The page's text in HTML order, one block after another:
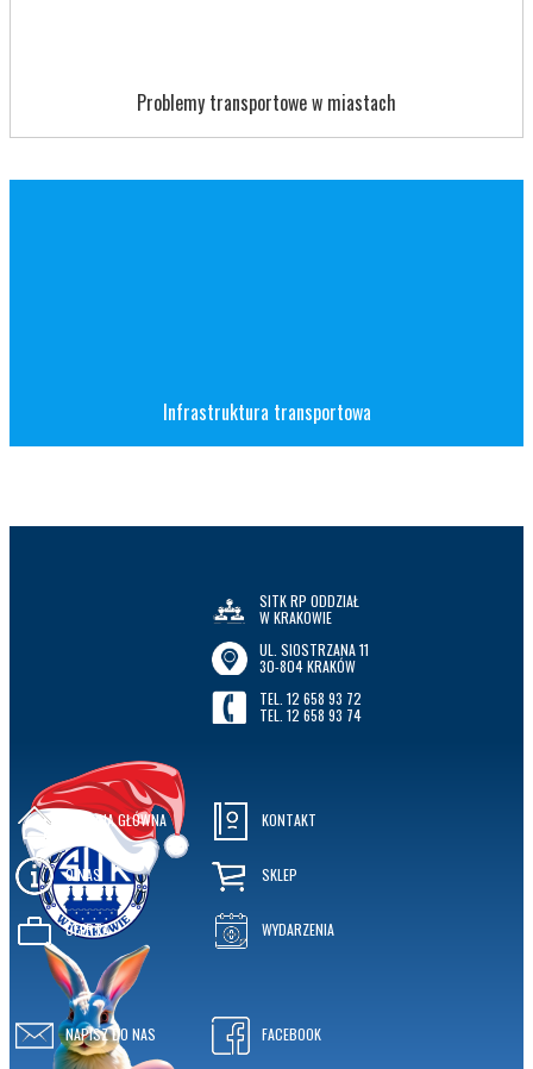
Problemy transportowe w miastach
Infrastruktura transportowa
SITK RP ODDZIAŁ
W KRAKOWIE
UL. SIOSTRZANA 11
30-804 KRAKÓW
TEL. 12 658 93 72
TEL. 12 658 93 74
STRONA GŁÓWNA
O NAS
OFERTA
KONTAKT
SKLEP
WYDARZENIA
NAPISZ DO NAS FACEBOOK